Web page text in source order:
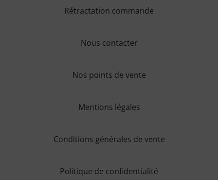
Rétractation commande
Nous contacter
Nos points de vente
Mentions légales
Conditions générales de vente
Politique de confidentialité